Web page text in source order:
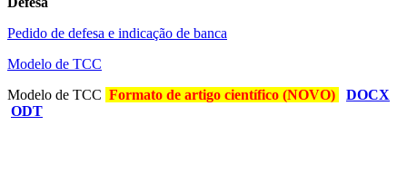
Pedido de defesa e indicação de banca
Modelo de TCC
Modelo de TCC Formato de artigo científico (NOVO)
DOCX
ODT